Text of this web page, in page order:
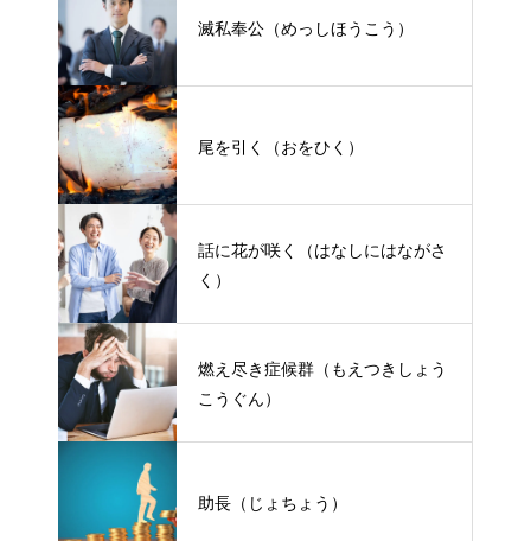
滅私奉公（めっしほうこう）
尾を引く（おをひく）
話に花が咲く（はなしにはながさ
く）
燃え尽き症候群（もえつきしょう
こうぐん）
助長（じょちょう）